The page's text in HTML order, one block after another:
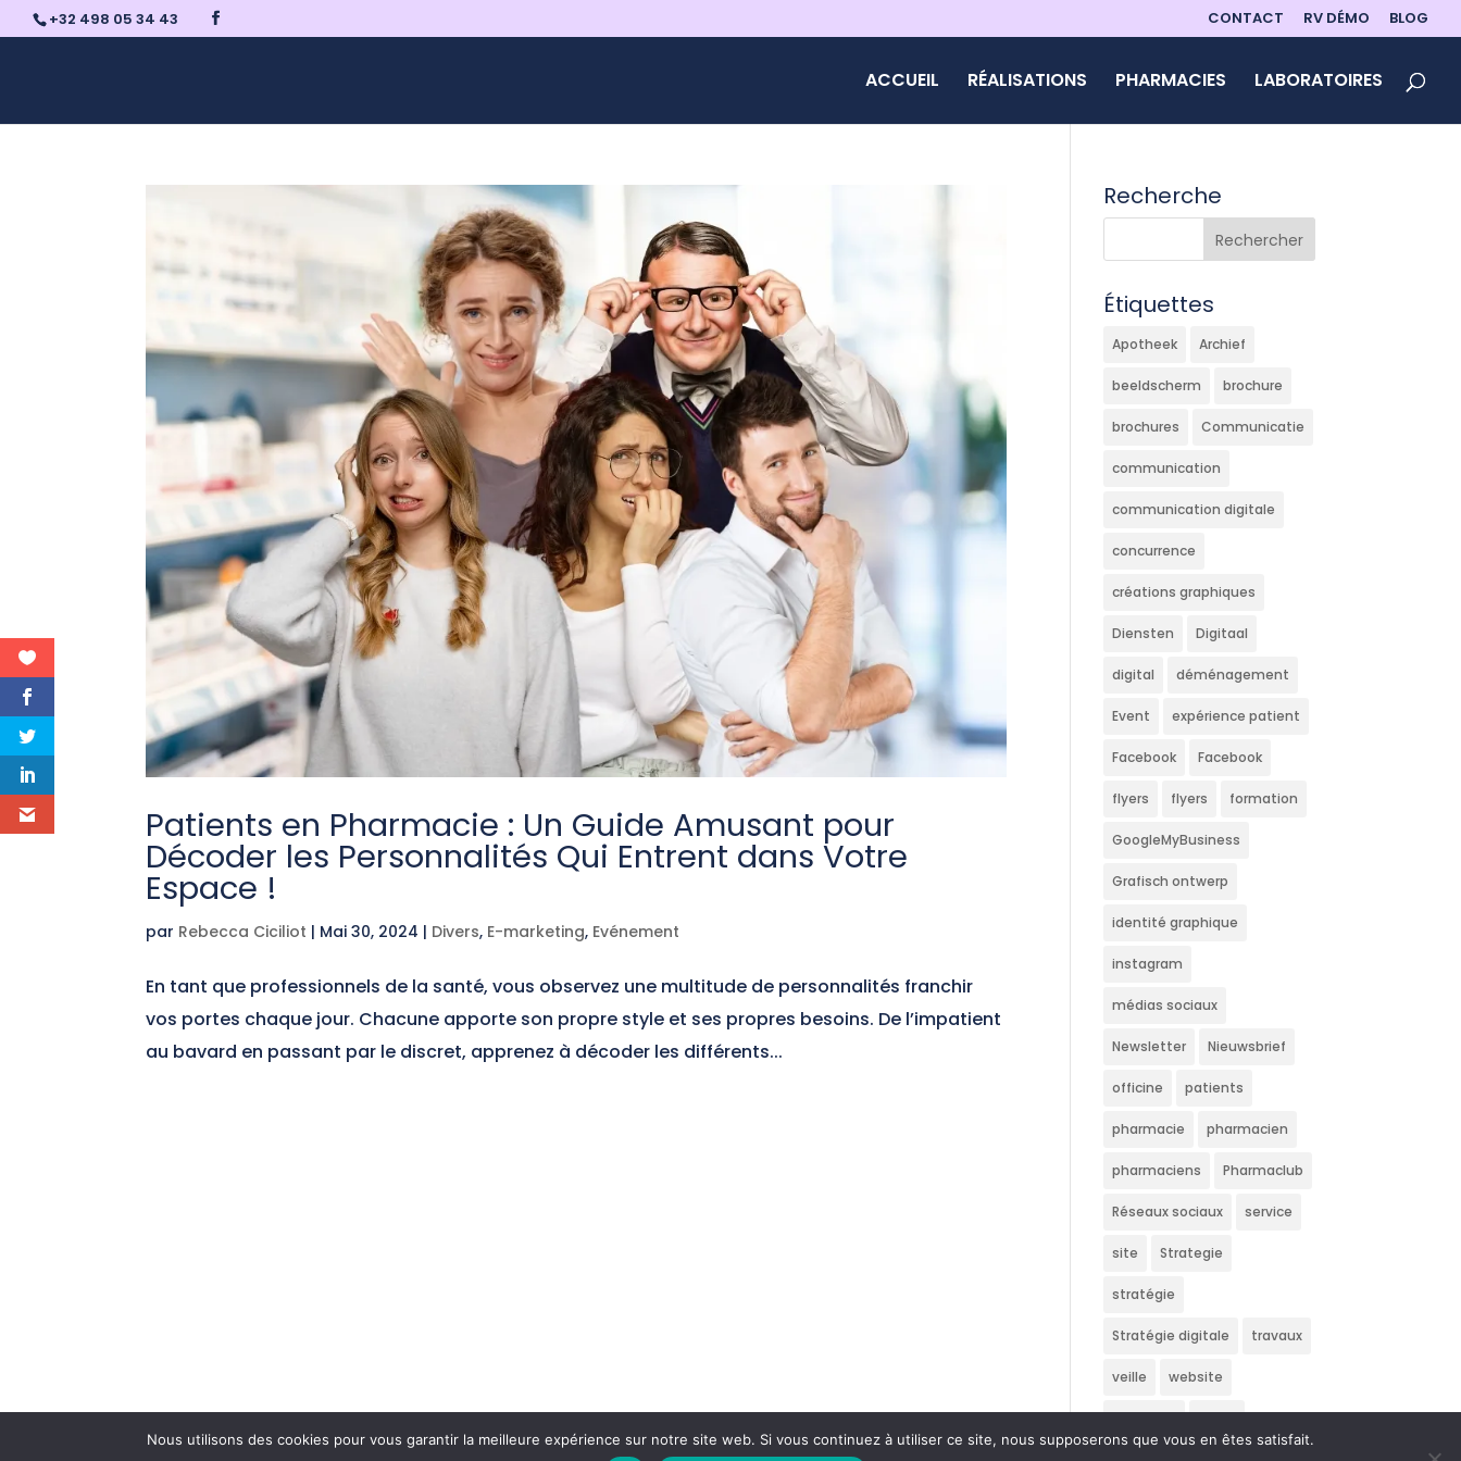
+32 498 05 34 43 CONTACT RV DÉMO BLOG
ACCUEIL RÉALISATIONS PHARMACIES LABORATOIRES
Patients en Pharmacie : Un Guide Amusant pour
Décoder les Personnalités Qui Entrent dans Votre
Espace !
par Rebecca Ciciliot | Mai 30, 2024 | Divers, E-marketing, Evénement
En tant que professionnels de la santé, vous observez une multitude de personnalités franchir
vos portes chaque jour. Chacune apporte son propre style et ses propres besoins. De l’impatient
au bavard en passant par le discret, apprenez à décoder les différents...
Recherche
Étiquettes
Apotheek Archief
beeldscherm brochure
brochures Communicatie
communication
communication digitale
concurrence
créations graphiques
Diensten Digitaal
digital déménagement
Event expérience patient
Facebook Facebook
flyers flyers formation
GoogleMyBusiness
Grafisch ontwerp
identité graphique
instagram
médias sociaux
Newsletter Nieuwsbrief
officine patients
pharmacie pharmacien
pharmaciens Pharmaclub
Réseaux sociaux service
site Strategie
stratégie
Stratégie digitale travaux
veille website
Wedstrijd écran
Nous utilisons des cookies pour vous garantir la meilleure expérience sur notre site web. Si vous continuez à utiliser ce site, nous supposerons que vous en êtes satisfait.